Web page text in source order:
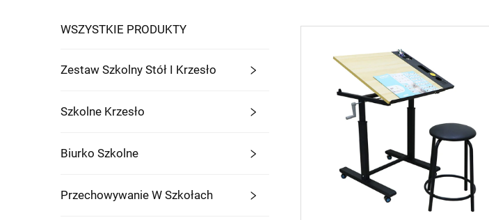
WSZYSTKIE PRODUKTY
Zestaw Szkolny Stół I Krzesło
Szkolne Krzesło
Biurko Szkolne
Przechowywanie W Szkołach